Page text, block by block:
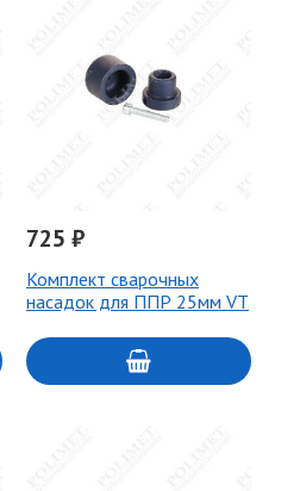
725 ₽
Комплект сварочных
насадок для ППР 25мм VT